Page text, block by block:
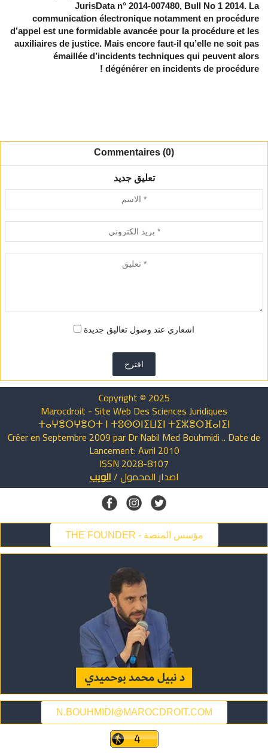
JurisData n° 2014-007480, Bull No 1 2014. La
communication électronique notamment en procédure
d’appel est une formidable avancée pour la procédure et les
auxiliaires de justice. Mais encore faut-il qu’elle ne soit pas
émaillée d’incidents techniques qui peuvent alors
dégénérer en incidents de procédure !
Commentaires (0)
تعليق جديد
اشعاري عند وصول تعاليق جديدة
اقترح
Copyright © 2025
Marocdroit - Site Web Des Sciences Juridiques
ⵜⴰⵖⴻⵔⵖⴻⵔⵜ ⵏ ⵜⵓⵙⵙⵏⵉⵡⵉⵏ ⵜⵉⵣⴻⵔⴼⴰⵏⵉⵏ
Créer en Septembre 2009 par Dr Nabil Med Bouhmidi .. Date de
Lancement: Avril 2010
ISSN 2028-8107
اصدار المحمول/الويب
THE FOUNDER - مؤسس المنصة
N.BOUHMIDI@MAROCDROIT.COM